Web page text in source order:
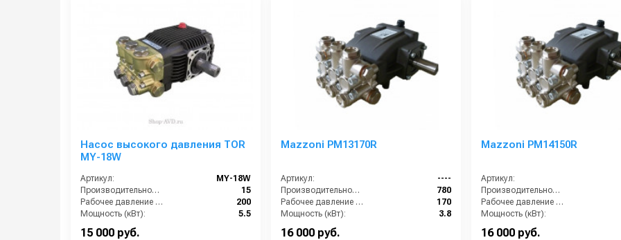
Насос высокого давления TOR
MY-18W
Артикул:
MY-18W
Производительность (л/мин):
15
Рабочее давление (бар):
200
Мощность (кВт):
5.5
15 000 руб.
Mazzoni PM13170R
Артикул:
----
Производительность (л/ч):
780
Рабочее давление (бар):
170
Мощность (кВт):
3.8
16 000 руб.
Mazzoni PM14150R
Артикул:
Производительность (л/ч):
Рабочее давление (бар):
Мощность (кВт):
16 000 руб.